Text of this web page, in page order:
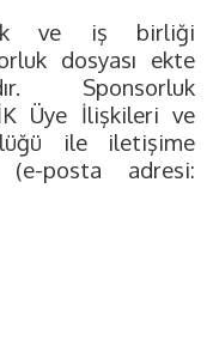
ve iş birliği
dosyası ekte
Sponsorluk
Üye İlişkileri ve
ile iletişime
(e-posta adresi: